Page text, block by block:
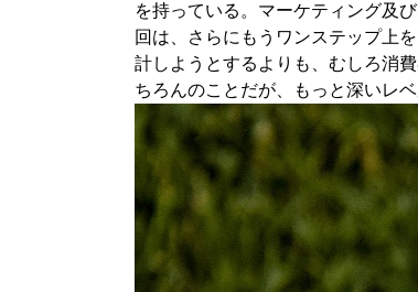
を持っている。マーケティング及
回は、さらにもうワンステップ上
計しようとするよりも、むしろ消
ちろんのことだが、もっと深いレ